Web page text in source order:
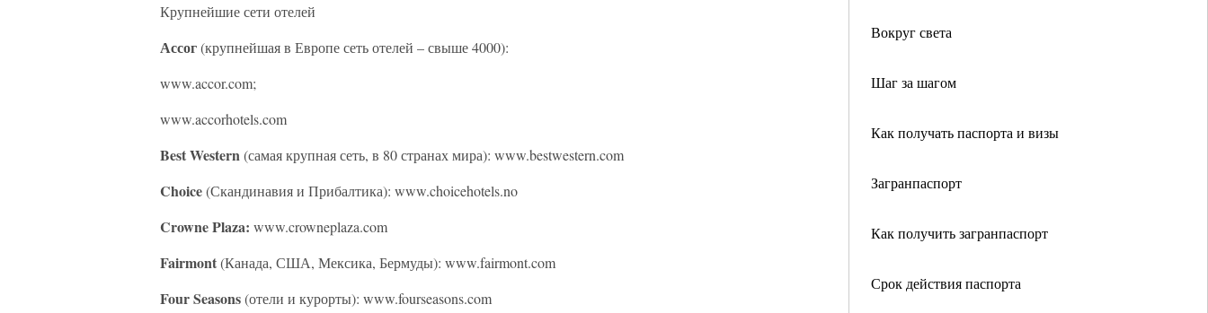
Вокруг света
Шаг за шагом
Как получать паспорта и визы
Загранпаспорт
Как получить загранпаспорт
Срок действия паспорта
Крупнейшие сети отелей
Ассог(крупнейшая в Европе сеть отелей – свыше 4000):
www.accor.com;
www.accorhotels.com
Best Western(самая крупная сеть, в 80 странах мира): www.bestwestern.com
Choice(Скандинавия и Прибалтика): www.choicehotels.no
Crowne Plaza: www.crowneplaza.com
Fairmont(Канада, США, Мексика, Бермуды): www.fairmont.com
Four Seasons(отели и курорты): www.fourseasons.com